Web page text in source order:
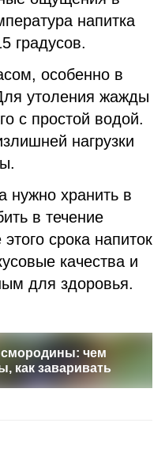
напитка
градусов.
особенно в
утоления жажды
с простой водой.
нагрузки
нужно хранить в
в течение
срока напиток
качества и
для здоровья.
смородины: чем
как заваривать